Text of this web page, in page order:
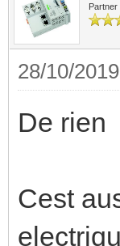
Partner
28/10/
De rien
Cest